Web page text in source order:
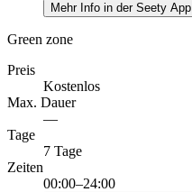
Mehr Info in der Seety App
Green zone
Preis
Kostenlos
Max. Dauer
—
Tage
7 Tage
Zeiten
00:00–24:00